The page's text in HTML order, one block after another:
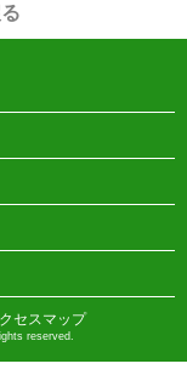
セスマップ
reserved.